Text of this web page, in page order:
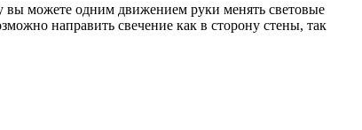
вы можете одним движением руки менять световые
направить свечение как в сторону стены, так